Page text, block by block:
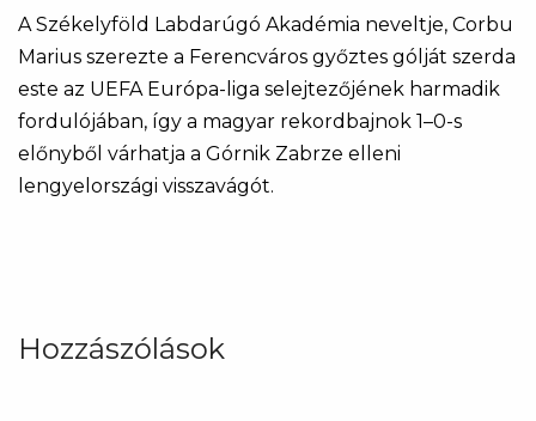
A Székelyföld Labdarúgó Akadémia neveltje, Corbu
Marius szerezte a Ferencváros győztes gólját szerda
este az UEFA Európa-liga selejtezőjének harmadik
fordulójában, így a magyar rekordbajnok 1–0-s
előnyből várhatja a Górnik Zabrze elleni
lengyelországi visszavágót.
Hozzászólások